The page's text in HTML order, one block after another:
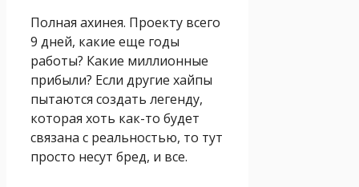
Полная ахинея. Проекту всего
9 дней, какие еще годы
работы? Какие миллионные
прибыли? Если другие хайпы
пытаются создать легенду,
которая хоть как-то будет
связана с реальностью, то тут
просто несут бред, и все.